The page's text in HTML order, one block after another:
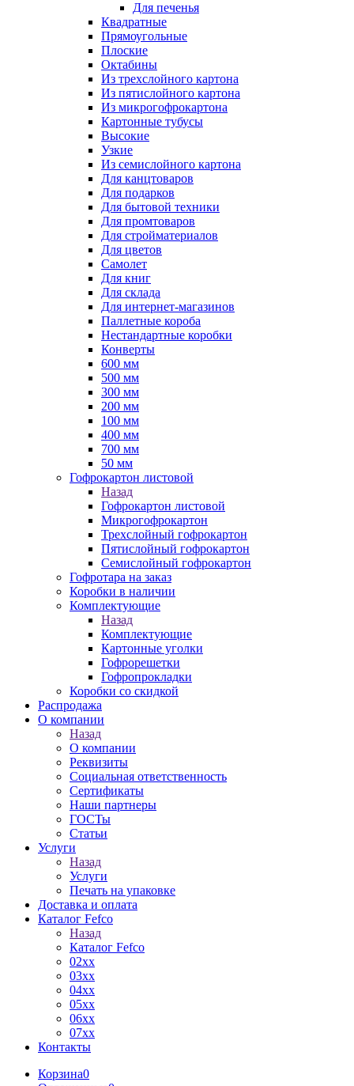
Для печенья
Квадратные
Прямоугольные
Плоские
Октабины
Из трехслойного картона
Из пятислойного картона
Из микрогофрокартона
Картонные тубусы
Высокие
Узкие
Из семислойного картона
Для канцтоваров
Для подарков
Для бытовой техники
Для промтоваров
Для стройматериалов
Для цветов
Самолет
Для книг
Для склада
Для интернет-магазинов
Паллетные короба
Нестандартные коробки
Конверты
600 мм
500 мм
300 мм
200 мм
100 мм
400 мм
700 мм
50 мм
Гофрокартон листовой
Назад
Гофрокартон листовой
Микрогофрокартон
Трехслойный гофрокартон
Пятислойный гофрокартон
Семислойный гофрокартон
Гофротара на заказ
Коробки в наличии
Комплектующие
Назад
Комплектующие
Картонные уголки
Гофрорешетки
Гофропрокладки
Коробки со скидкой
Распродажа
О компании
Назад
О компании
Реквизиты
Социальная ответственность
Сертификаты
Наши партнеры
ГОСТы
Статьи
Услуги
Назад
Услуги
Печать на упаковке
Доставка и оплата
Каталог Fefco
Назад
Каталог Fefco
02xx
03xx
04xx
05xx
06xx
07xx
Контакты
Корзина0